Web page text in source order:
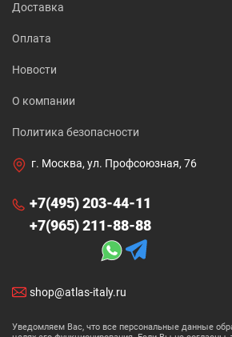
Доставка
Оплата
Новости
О компании
Политика безопасности
г. Москва, ул. Профсоюзная, 76
+7(495) 203-44-11
+7(965) 211-88-88
shop@atlas-italy.ru
Уведомляем Вас, что все персональные данные